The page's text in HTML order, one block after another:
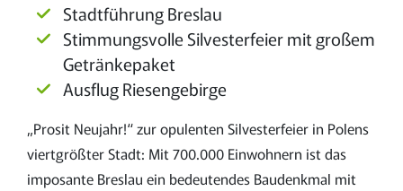
Stadtführung Breslau
Stimmungsvolle Silvesterfeier mit großem
Getränkepaket
Ausflug Riesengebirge
„Prosit Neujahr!“ zur opulenten Silvesterfeier in Polens
viertgrößter Stadt: Mit 700.000 Einwohnern ist das
imposante Breslau ein bedeutendes Baudenkmal mit